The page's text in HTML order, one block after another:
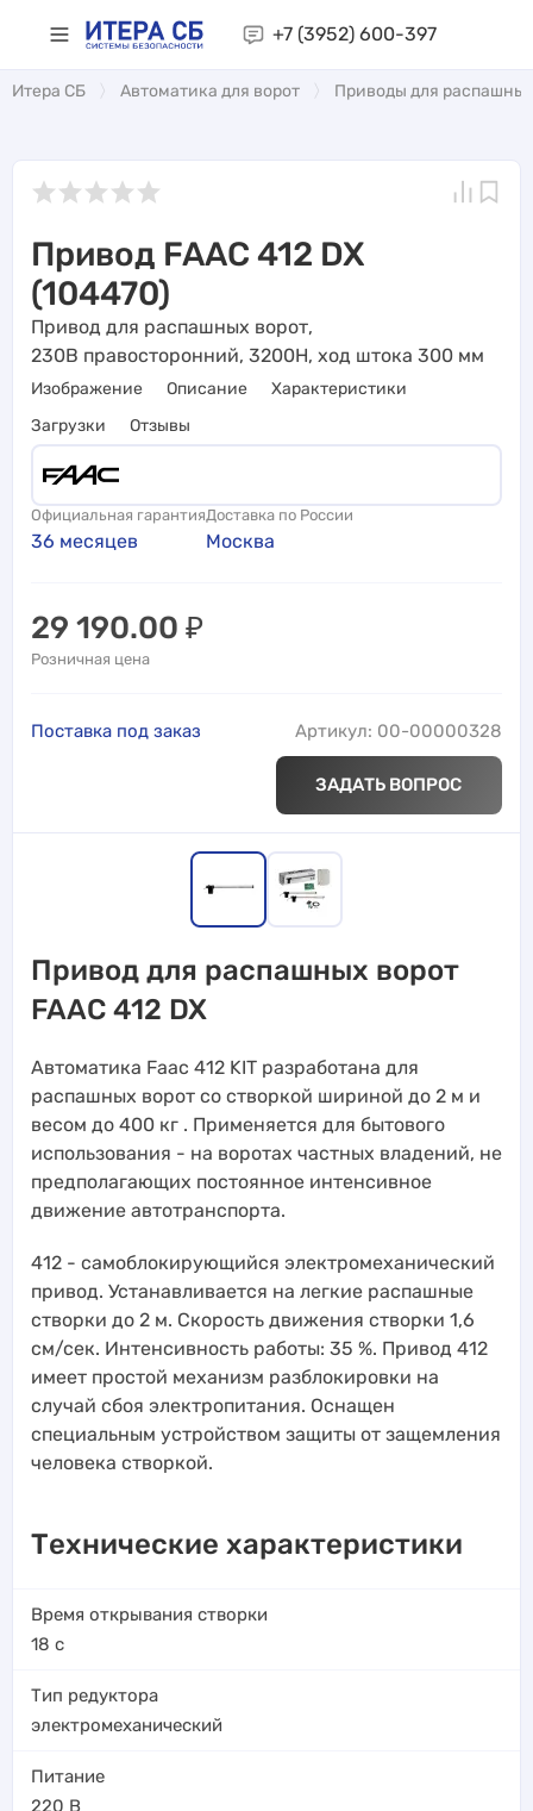
+7 (3952) 600-397
Итера СБ Автоматика для ворот Приводы для
Привод FAAC 412 DX
(104470)
Привод для распашных ворот,
230В правосторонний, 3200Н, ход штока 300 мм
Изображение Описание
Характеристики
Загрузки
Отзывы
Официальная гарантия
36 месяцев
Доставка по России
Москва
29 190.00 ₽
Розничная цена
Поставка под заказ Артикул: 00-00000328
ЗАДАТЬ ВОПРОС
Привод для распашных ворот
FAAC 412 DX
Автоматика Faac 412 KIT разработана для
распашных ворот со створкой шириной до 2 м и
весом до 400 кг . Применяется для бытового
использования - на воротах частных владений, не
предполагающих постоянное интенсивное
движение автотранспорта.
412 - самоблокирующийся электромеханический
привод. Устанавливается на легкие распашные
створки до 2 м. Скорость движения створки 1,6
см/сек. Интенсивность работы: 35 %. Привод 412
имеет простой механизм разблокировки на
случай сбоя электропитания. Оснащен
специальным устройством защиты от защемления
человека створкой.
Технические характеристики
Время открывания створки
18 с
Тип редуктора
электромеханический
Питание
220 В